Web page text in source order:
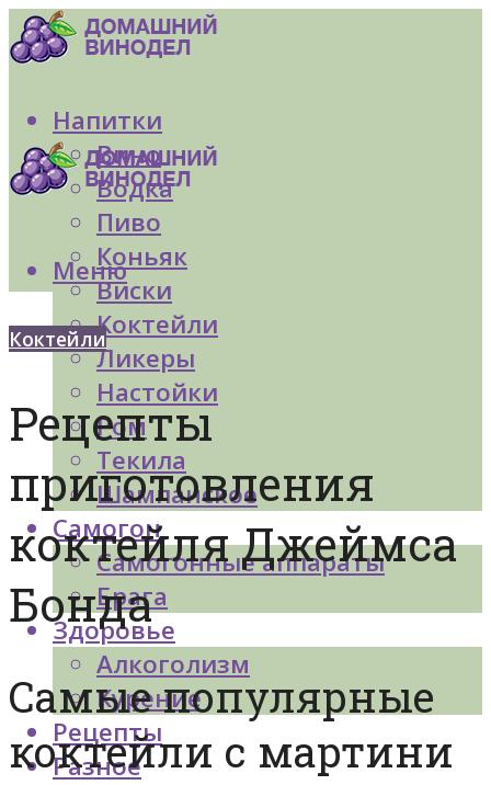
Напитки
Вино
Водка
Пиво
Коньяк
Виски
Коктейли
Ликеры
Настойки
Ром
Текила
Шампанское
Самогон
Самогонные аппараты
Брага
Здоровье
Алкоголизм
Курение
Рецепты
Разное
Меню
Коктейли
Рецепты
приготовления
коктейля Джеймса
Бонда
Самые популярные
коктейли с мартини